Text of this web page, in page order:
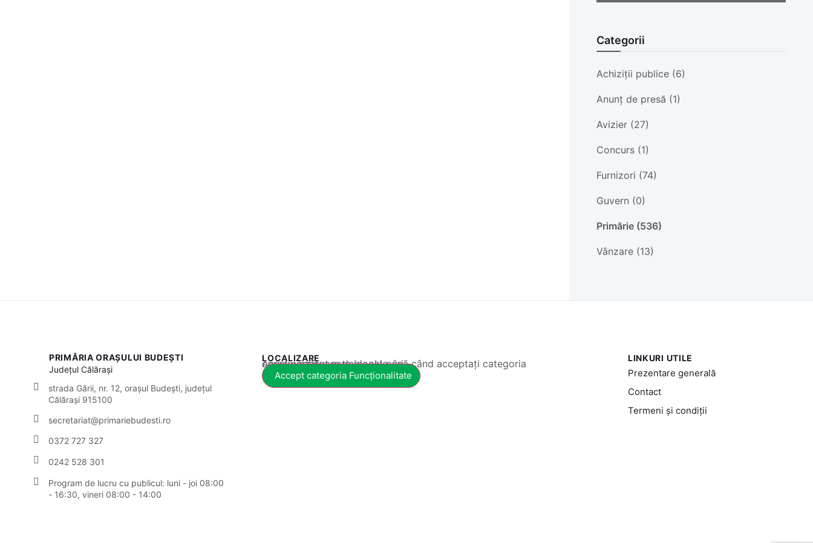
Categorii
Achiziții publice (6)
Anunț de presă (1)
Avizier (27)
Concurs (1)
Furnizori (74)
Guvern (0)
Primărie (536)
Vânzare (13)
PRIMĂRIA ORAȘULUI BUDEȘTI
JudețulCălărași
strada Gării, nr. 12, orașul Budești, județul
Călărași 915100
secretariat@primariebudesti.ro
0372 727 327
0242 528 301
Program de lucru cu publicul: luni - joi 08:00
- 16:30, vineri 08:00 - 14:00
LOCALIZARE
Acest conținut este blocat până când acceptați categoria corespunzătoare de cookie-uri.
Accept categoria Funcționalitate
LINKURI UTILE
Prezentare generală
Contact
Termeni și condiții